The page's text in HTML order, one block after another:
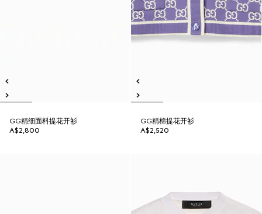
GG精细面料提花开衫
A$2,800
GG精棉提花开衫
A$2,520